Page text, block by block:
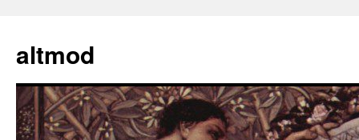
springen
altmod